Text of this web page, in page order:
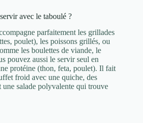
avec le taboulé ?
parfaitement les grillades
poulet), les poissons grillés, ou
les boulettes de viande, le
pouvez aussi le servir seul en
protéine (thon, feta, poulet). Il fait
froid avec une quiche, des
une salade polyvalente qui trouve